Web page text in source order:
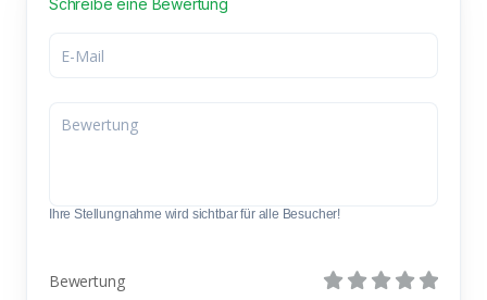
Schreibe eine Bewertung
Ihre Stellungnahme wird sichtbar für alle Besucher!
Bewertung